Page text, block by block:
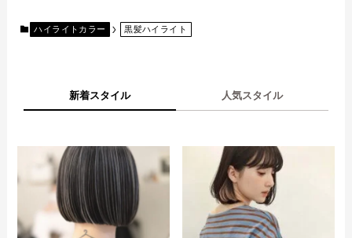
ハイライトカラー 黒髪ハイライト
新着スタイル 人気スタイル